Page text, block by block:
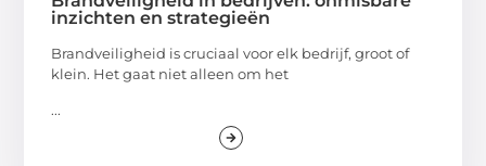
inzichten en strategieën
Brandveiligheid is cruciaal voor elk bedrijf, groot of
klein. Het gaat niet alleen om het
...